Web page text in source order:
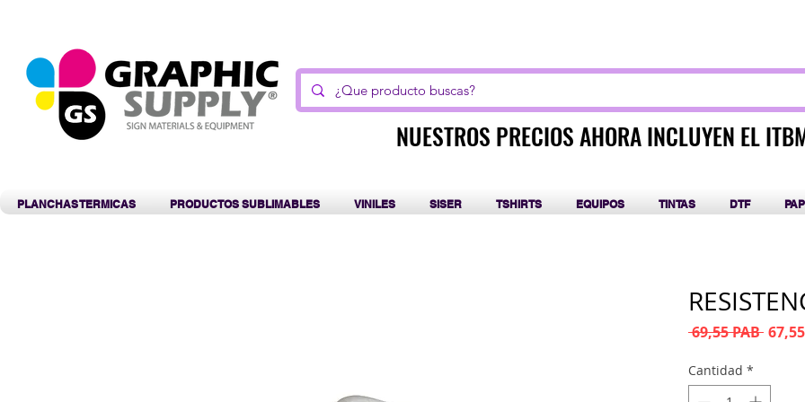
NUESTROS PRECIOS AHORA INCLUYEN EL
NUESTROS PRECIOS AHORA INCLUYEN EL
PLANCHAS TERMICAS PRODUCTOS SUBLIMABLES VINILES SISER TSHIRTS EQUIPOS TINTAS DTF
69,55 PAB Precio
Cantidad *